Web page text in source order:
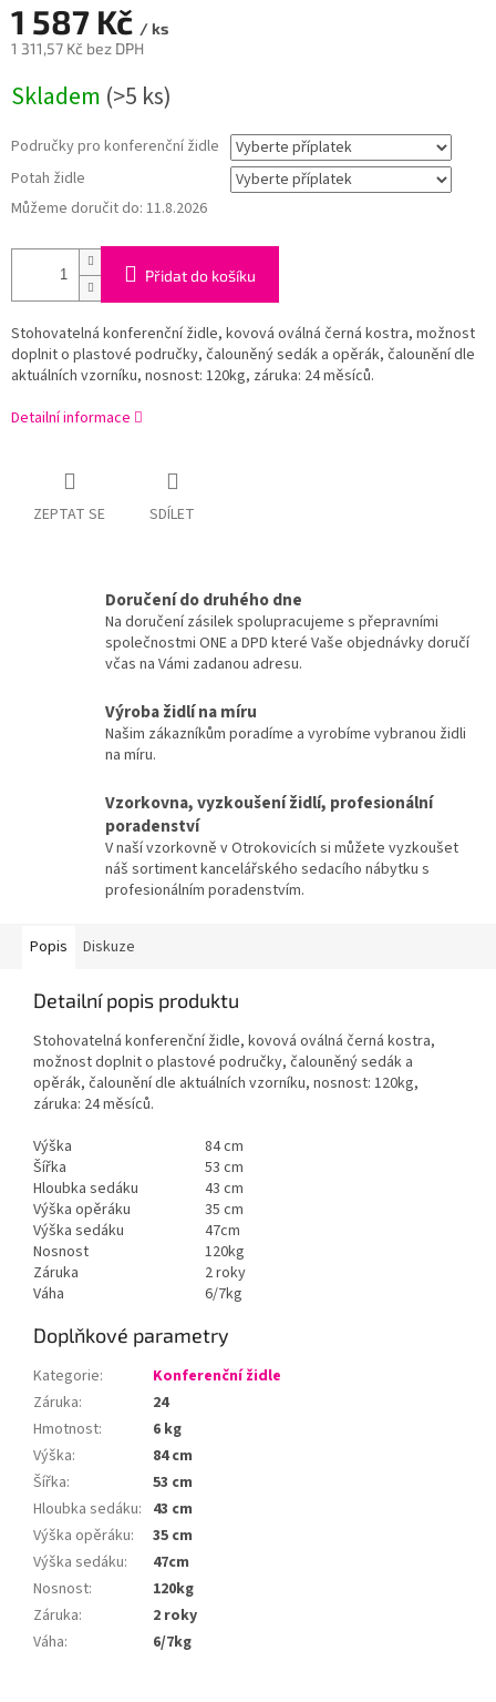
1 587 Kč / ks
1 311,57 Kč bez DPH
cena:
Skladem (>5 ks)
Područky pro konferenční židle
Potah židle
Můžeme doručit do: 11.8.2026
Přidat do košíku
Stohovatelná konferenční židle, kovová oválná černá kostra, možnost
doplnit o plastové područky, čalouněný sedák a opěrák, čalounění dle
aktuálních vzorníku, nosnost: 120kg, záruka: 24 měsíců.
Detailní informace
ZEPTAT SE SDÍLET
Doručení do druhého dne
Na doručení zásilek spolupracujeme s přepravními
společnostmi ONE a DPD které Vaše objednávky doručí
včas na Vámi zadanou adresu.
Výroba židlí na míru
Našim zákazníkům poradíme a vyrobíme vybranou židli
na míru.
Vzorkovna, vyzkoušení židlí, profesionální
poradenství
V naší vzorkovně v Otrokovicích si můžete vyzkoušet
náš sortiment kancelářského sedacího nábytku s
profesionálním poradenstvím.
Popis Diskuze
Detailní popis produktu
Stohovatelná konferenční židle, kovová oválná černá kostra,
možnost doplnit o plastové područky, čalouněný sedák a
opěrák, čalounění dle aktuálních vzorníku, nosnost: 120kg,
záruka: 24 měsíců.
Výška
84 cm
Šířka
53 cm
Hloubka sedáku
43 cm
Výška opěráku
35 cm
Výška sedáku
47cm
Nosnost
120kg
Záruka
2 roky
Váha
6/7kg
Doplňkové parametry
Kategorie:
Konferenční židle
Záruka:
24
Hmotnost:
6 kg
Výška:
84 cm
Šířka:
53 cm
Hloubka sedáku: 43 cm
Výška opěráku:
35 cm
Výška sedáku:
47cm
Nosnost:
120kg
Záruka:
2 roky
Váha: 6/7kg